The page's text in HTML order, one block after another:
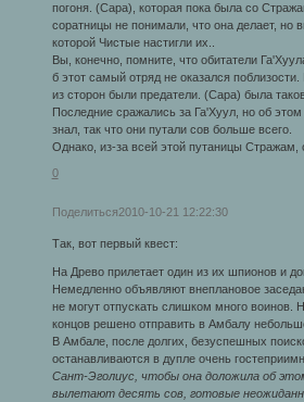
погоня. (Сара), которая пока была со
соратницы не понимали, что она делает, но
которой Чистые настигли их..
Вы, конечно, помните, что обитатели
б этот самый отряд не оказался
из сторон были предатели. (Сара) была
Последние сражались за Га'Хуул, но об
знал, так что они путали сов больше всего.
Однако, из-за всей этой путаницы
0
Поделиться2010-10-21 12:22:30
Так, вот первый квест:
На Древо прилетает один из их шпионов и
Немедленно объявляют внеплановое
не могут отпускать слишком много воинов.
концов решено отправить в Амбалу
В Амбале, после долгих, безуспешных
останавливаются в дупле очень
Сант-Эголиус, чтобы она доложила об
вылетают десять сов, готовые